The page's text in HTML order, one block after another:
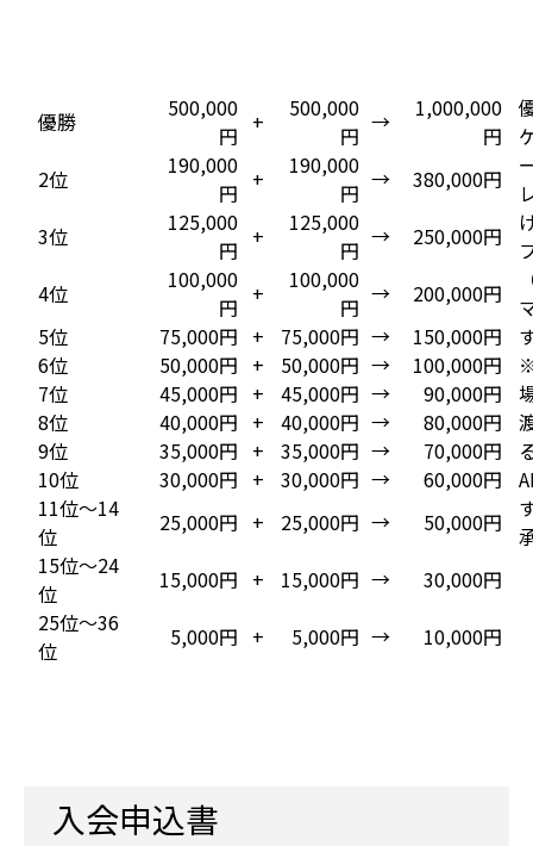
優勝
500,000
円 +
500,000
円 →
1,000,000
円
2位
190,000
円 +
190,000
円 →
380,000円
3位
125,000
円 +
125,000
円 →
250,000円
4位
100,000
円 +
100,000
円 →
200,000円
5位
75,000円 + 75,000円 →
150,000円
6位
50,000円 + 50,000円 →
100,000円
7位
45,000円 + 45,000円 →
90,000円
8位
40,000円 + 40,000円 →
80,000円
9位
35,000円 + 35,000円 →
70,000円
10位
30,000円 + 30,000円 →
60,000円
11位～14
位
25,000円 + 25,000円 →
50,000円
15位～24
位
15,000円 + 15,000円 →
30,000円
25位～36
位
5,000円 + 5,000円 → 10,000円
入会申込書